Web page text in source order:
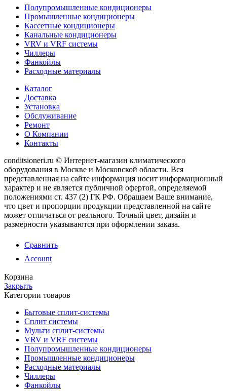
Полупромышленные кондиционеры
Промышленные кондиционеры
Кассетные кондиционеры
Канальные кондиционеры
VRV и VRF системы
Чиллеры
Фанкойлы
Расходные материалы
Каталог
Доставка
Установка
Обслуживание
Ремонт
О Компании
Контакты
conditsioneri.ru © Интернет-магазин климатического
оборудования в Москве и Московской области. Вся
представленная на сайте информация носит информационный
характер и не является публичной офертой, определяемой
положениями ст. 437 (2) ГК РФ. Обращаем Ваше внимание,
что цвет и пропорции продукции представленной на сайте
может отличаться от реального. Точный цвет, дизайн и
размерности указываются при оформлении заказа.
Сравнить
Account
Корзина
Закрыть
Категории товаров
Бытовые сплит-системы
Сплит системы
Мульти сплит-системы
VRV и VRF системы
Полупромышленные кондиционеры
Промышленные кондиционеры
Расходные материалы
Чиллеры
Фанкойлы